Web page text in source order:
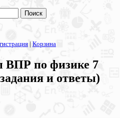
| Корзина
ВПР по физике 7
и ответы)